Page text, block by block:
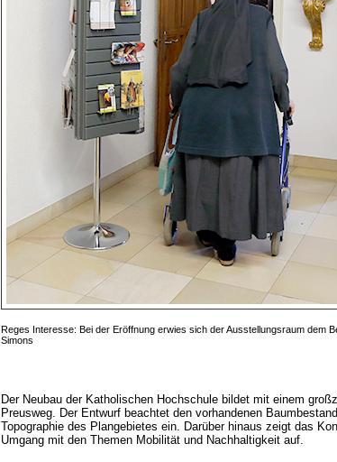
Reges Interesse: Bei der Eröffnung erwies sich der Ausstellungsraum dem
Simons
Der Neubau der Katholischen Hochschule bildet mit einem
Preusweg. Der Entwurf beachtet den vorhandenen
Topographie des Plangebietes ein. Darüber hinaus zeigt das
Umgang mit den Themen Mobilität und Nachhaltigkeit auf.